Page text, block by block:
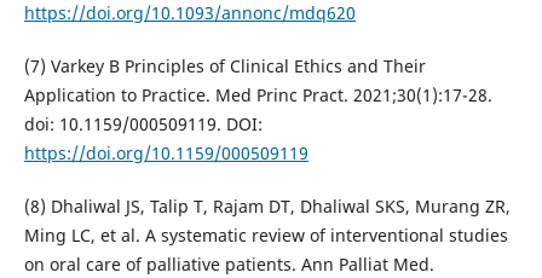
https://doi.org/10.1093/annonc/mdq620
(7) Varkey B Principles of Clinical Ethics and Their
Application to Practice. Med Princ Pract. 2021;30(1):17-28.
doi: 10.1159/000509119. DOI:
https://doi.org/10.1159/000509119
(8) Dhaliwal JS, Talip T, Rajam DT, Dhaliwal SKS, Murang ZR,
Ming LC, et al. A systematic review of interventional studies
on oral care of palliative patients. Ann Palliat Med.